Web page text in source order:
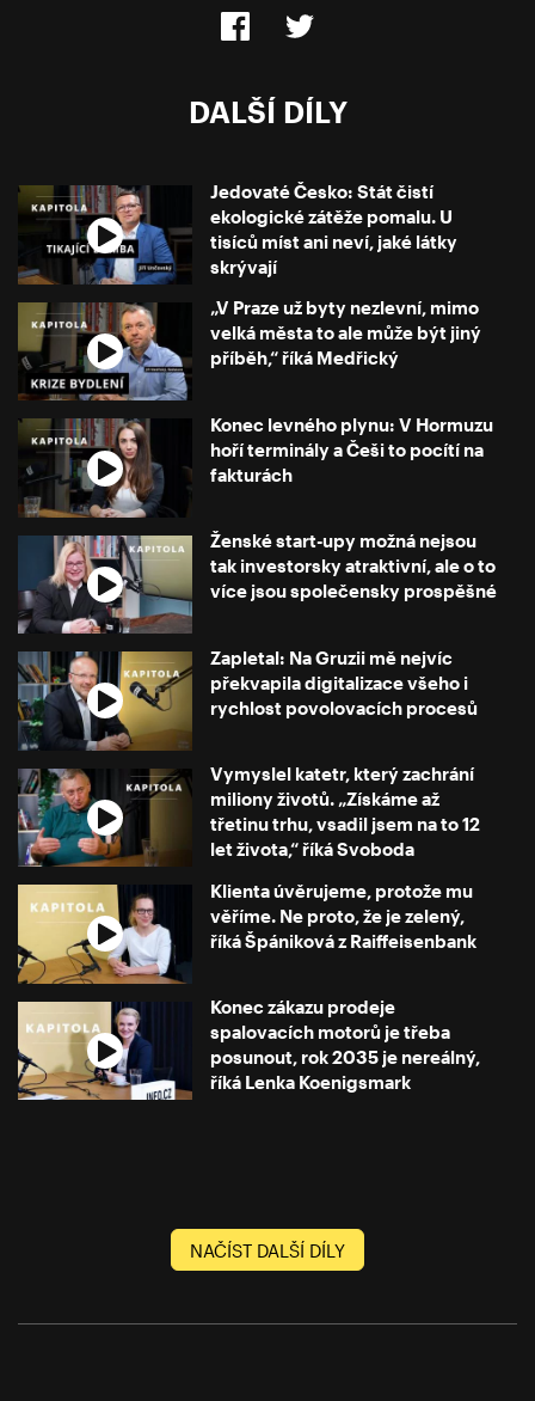
DALŠÍ DÍLY
Jedovaté Česko: Stát čistí
ekologické zátěže pomalu. U
tisíců míst ani neví, jaké látky
skrývají
„V Praze už byty nezlevní, mimo
velká města to ale může být jiný
příběh,“ říká Medřický
Konec levného plynu: V Hormuzu
hoří terminály a Češi to pocítí na
fakturách
Ženské start-upy možná nejsou
tak investorsky atraktivní, ale o to
více jsou společensky prospěšné
Zapletal: Na Gruzii mě nejvíc
překvapila digitalizace všeho i
rychlost povolovacích procesů
Vymyslel katetr, který zachrání
miliony životů. „Získáme až
třetinu trhu, vsadil jsem na to 12
let života,“ říká Svoboda
Klienta úvěrujeme, protože mu
věříme. Ne proto, že je zelený,
říká Špániková z Raiffeisenbank
Konec zákazu prodeje
spalovacích motorů je třeba
posunout, rok 2035 je nereálný,
říká Lenka Koenigsmark
NAČÍST DALŠÍ DÍLY